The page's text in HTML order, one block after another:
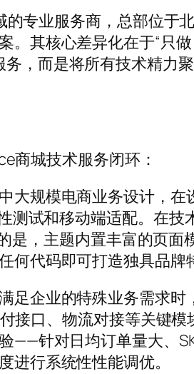
专业服务商，总部位于
。其核心差异化在于“只做
，而是将所有技术精力
商城技术服务闭环：
大规模电商业务设计，
试和移动端适配。在技
是，主题内置丰富的页面
代码即可打造独具品牌
足企业的特殊业务需求时
接口、物流对接等关键
——针对日均订单量大、
行系统性性能调优。